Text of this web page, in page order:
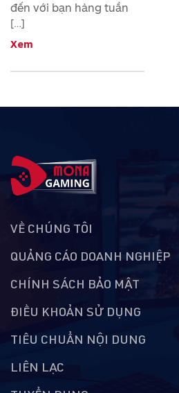
đến với bạn hàng tuần
[…]
Xem
VỀ CHÚNG TÔI
QUẢNG CÁO DOANH NGHIỆP
CHÍNH SÁCH BẢO MẬT
ĐIỀU KHOẢN SỬ DỤNG
TIÊU CHUẨN NỘI DUNG
LIÊN LẠC